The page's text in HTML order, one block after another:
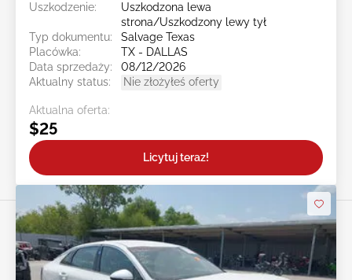
Uszkodzenie:
Uszkodzona lewa
strona/Uszkodzony lewy tył
Typ dokumentu:
Salvage Texas
Placówka:
TX - DALLAS
Data sprzedaży:
08/12/2026
Aktualny status:
Nie złożyłeś oferty
Aktualna oferta:
$25
Licytuj teraz!